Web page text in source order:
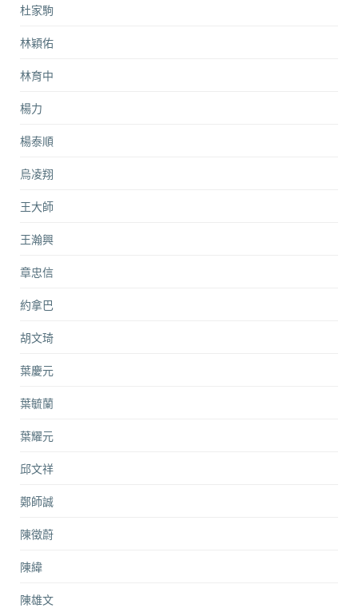
杜家駒
林穎佑
林育中
楊力
楊泰順
烏凌翔
王大師
王瀚興
章忠信
約拿巴
胡文琦
葉慶元
葉毓蘭
葉耀元
邱文祥
鄭師誠
陳徵蔚
陳緯
陳雄文